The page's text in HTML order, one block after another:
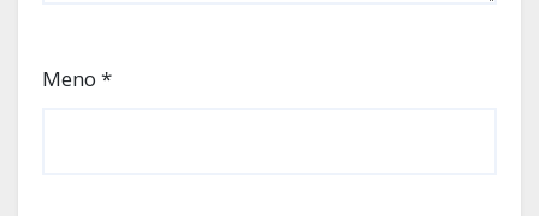
Meno *